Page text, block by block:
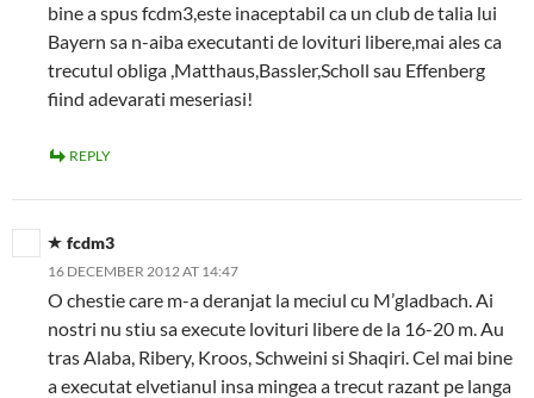
bine a spus fcdm3,este inaceptabil ca un club de talia lui
Bayern sa n-aiba executanti de lovituri libere,mai ales ca
trecutul obliga ,Matthaus,Bassler,Scholl sau Effenberg
fiind adevarati meseriasi!
REPLY
fcdm3
16 DECEMBER 2012 AT 14:47
O chestie care m-a deranjat la meciul cu M’gladbach. Ai
nostri nu stiu sa execute lovituri libere de la 16-20 m. Au
tras Alaba, Ribery, Kroos, Schweini si Shaqiri. Cel mai bine
a executat elvetianul insa mingea a trecut razant pe langa